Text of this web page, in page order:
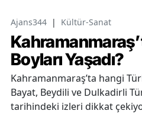
Ajans344 | Kültür-Sanat
Boyları Yaşadı?
Kahramanmaraş’ta hangi
Bayat, Beydili ve Dulkadirli
tarihindeki izleri dikkat